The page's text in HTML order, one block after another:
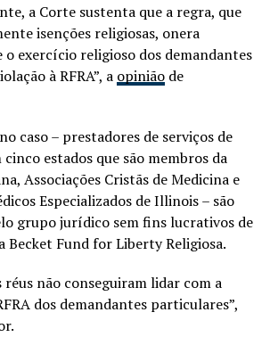
a Corte sustenta que a regra, que
isenções religiosas, onera
exercício religioso dos demandantes
à RFRA”, a opiniãode
caso – prestadores de serviços de
cinco estados que são membros da
Associações Cristãs de Medicina e
Especializados de Illinois – são
grupo jurídico sem fins lucrativos de
Becket Fund for Liberty Religiosa.
réus não conseguiram lidar com a
dos demandantes particulares”,